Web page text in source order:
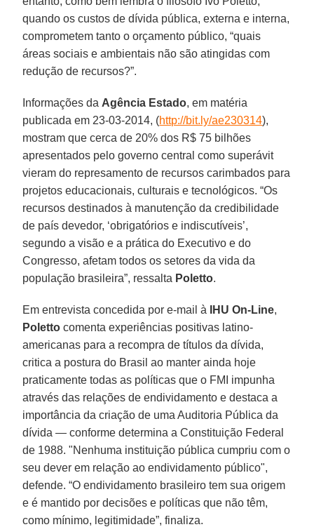
quando os custos de dívida pública, externa e interna,
comprometem tanto o orçamento público, “quais
áreas sociais e ambientais não são atingidas com
redução de recursos?”.
Informações da Agência Estado, em matéria
publicada em 23-03-2014, (http://bit.ly/ae230314),
mostram que cerca de 20% dos R$ 75 bilhões
apresentados pelo governo central como superávit
vieram do represamento de recursos carimbados para
projetos educacionais, culturais e tecnológicos. “Os
recursos destinados à manutenção da credibilidade
de país devedor, ‘obrigatórios e indiscutíveis’,
segundo a visão e a prática do Executivo e do
Congresso, afetam todos os setores da vida da
população brasileira”, ressalta Poletto.
Em entrevista concedida por e-mail à IHU On-Line,
Poletto comenta experiências positivas latino-
americanas para a recompra de títulos da dívida,
critica a postura do Brasil ao manter ainda hoje
praticamente todas as políticas que o FMI impunha
através das relações de endividamento e destaca a
importância da criação de uma Auditoria Pública da
dívida — conforme determina a Constituição Federal
de 1988. "Nenhuma instituição pública cumpriu com o
seu dever em relação ao endividamento público",
defende. “O endividamento brasileiro tem sua origem
e é mantido por decisões e políticas que não têm,
como mínimo, legitimidade”, finaliza.